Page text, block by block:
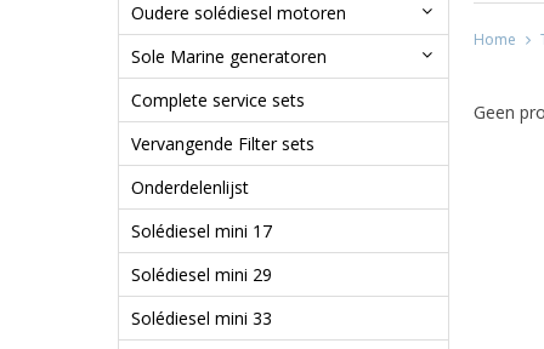
Oudere solédiesel motoren
Sole Marine generatoren
Complete service sets
Vervangende Filter sets
Onderdelenlijst
Solédiesel mini 17
Solédiesel mini 29
Solédiesel mini 33
Home
Geen